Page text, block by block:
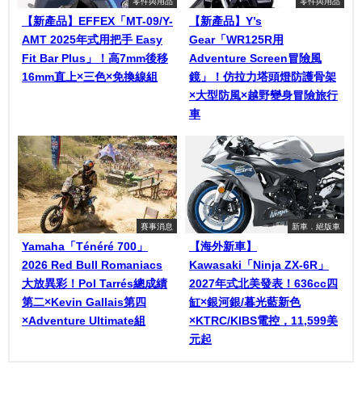
【新產品】EFFEX「MT-09/Y-
AMT 2025年式用把手 Easy
Fit Bar Plus」！高7mm後移
16mm直上×三色×免換線組
【新產品】Y’s
Gear「WR125R用
Adventure Screen冒險風
鏡」！仿拉力塔頭燈防護骨架
×大型防風×越野變身冒險旅行
車
賽事消息
Yamaha「Ténéré 700」
2026 Red Bull Romaniacs
大放異彩！Pol Tarrés總成績
第二×Kevin Gallais第四
×Adventure Ultimate組
新車．絕版車
【海外新車】
Kawasaki「Ninja ZX-6R」
2027年式北美發表！636cc四
缸×銀河銀/暮光藍新色
×KTRC/KIBS電控，11,599美
元起